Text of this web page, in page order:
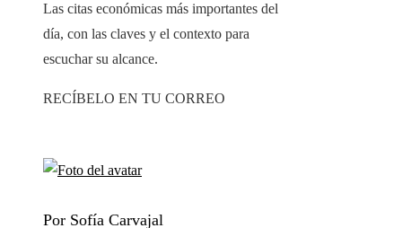
Las citas económicas más importantes del
día, con las claves y el contexto para
escuchar su alcance.
RECÍBELO EN TU CORREO
Por Sofía Carvajal